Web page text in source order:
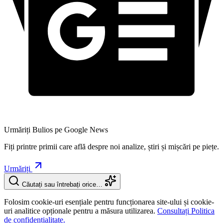
Urmăriți Bulios pe Google News
Fiți printre primii care află despre noi analize, știri și mișcări pe piețe.
Urmăriți
Căutați sau întrebați orice…
Folosim cookie-uri esențiale pentru funcționarea site-ului și cookie-
uri analitice opționale pentru a măsura utilizarea. Consultați Politica
de confidențialitate.